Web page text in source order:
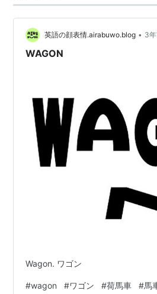
英語の顔表情.airabuwo.blog • 3
WAGON
Wagon. ワゴン
#wagon #ワゴン #荷馬車 #馬